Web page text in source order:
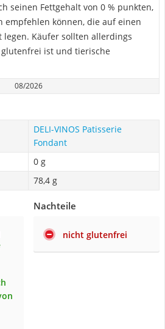
seinen Fettgehalt von 0 % punkten,
empfehlen können, die auf einen
Käufer sollten allerdings
ist und tierische
08/2026
DELI-VINOS Patisserie
Fondant
0 g
78,4 g
Nachteile
nicht glutenfrei